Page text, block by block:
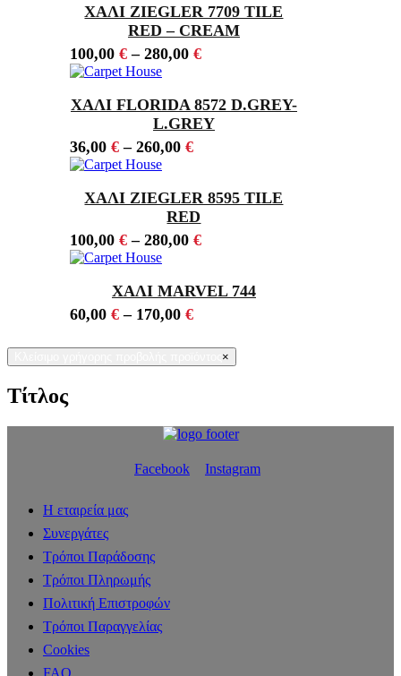
ΧΑΛΙ ZIEGLER 7709 TILE
RED – CREAM
100,00 €– 280,00 €
ΧΑΛΙ FLORIDA 8572 D.GREY-
L.GREY
36,00 €– 260,00 €
ΧΑΛΙ ZIEGLER 8595 TILE
RED
100,00 €– 280,00 €
ΧΑΛΙ MARVEL 744
60,00 €– 170,00 €
×
Τίτλος
Facebook Instagram
Η εταιρεία μας
Συνεργάτες
Τρόποι Παράδοσης
Τρόποι Πληρωμής
Πολιτική Επιστροφών
Τρόποι Παραγγελίας
Cookies
FAQ